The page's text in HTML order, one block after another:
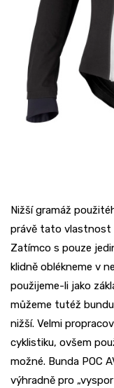
Nižší gramáž
právě tato vlastnost
Zatímco s pouze
klidně oblékneme v
použijeme-li jako
můžeme tutéž
nižší. Velmi
cyklistiku, ovšem
možné. Bunda POC
výhradně pro